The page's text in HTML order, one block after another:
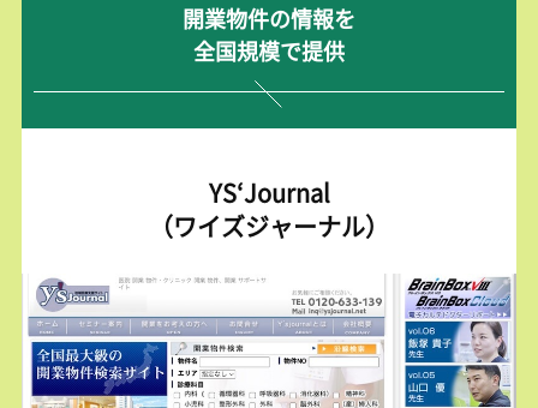
開業物件の情報を
全国規模で提供
YS‘Journal
（ワイズジャーナル）